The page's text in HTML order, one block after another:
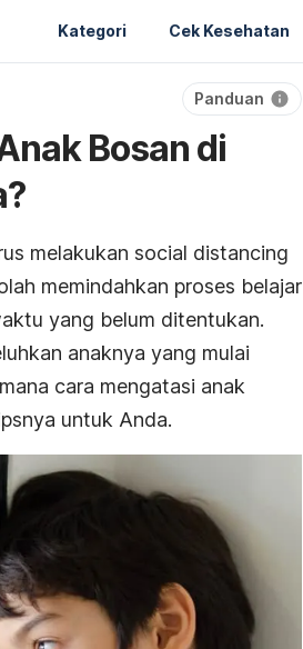
Kategori Cek Kesehatan
Panduan
Bosan di
melakukan social distancing
memindahkan proses belajar
yang belum ditentukan.
anaknya yang mulai
cara mengatasi anak
untuk Anda.